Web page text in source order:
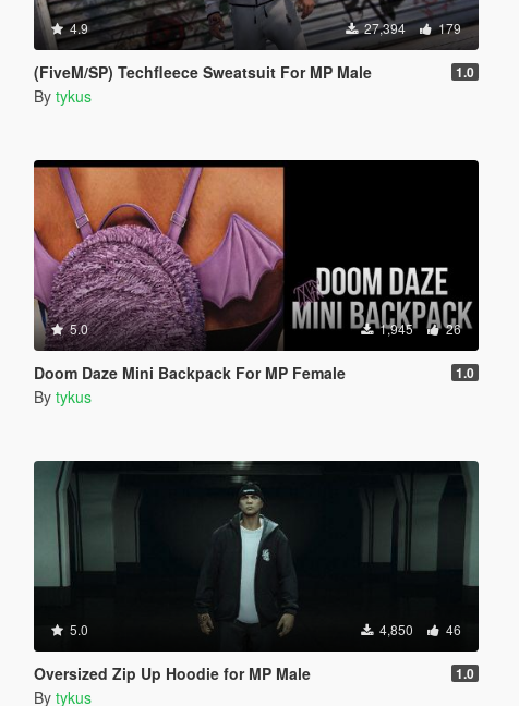
4.9 27,394 179
(FiveM/SP) Techfleece Sweatsuit For MP Male 1.0
By tykus
5.0 1,945 26
Doom Daze Mini Backpack For MP Female 1.0
By tykus
5.0 4,850 46
Oversized Zip Up Hoodie for MP Male 1.0
By tykus